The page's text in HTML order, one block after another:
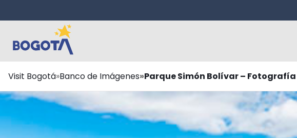
de
navegación
Visit Bogotá Banco de Imágenes Parque Simón Bolívar – Fotografía